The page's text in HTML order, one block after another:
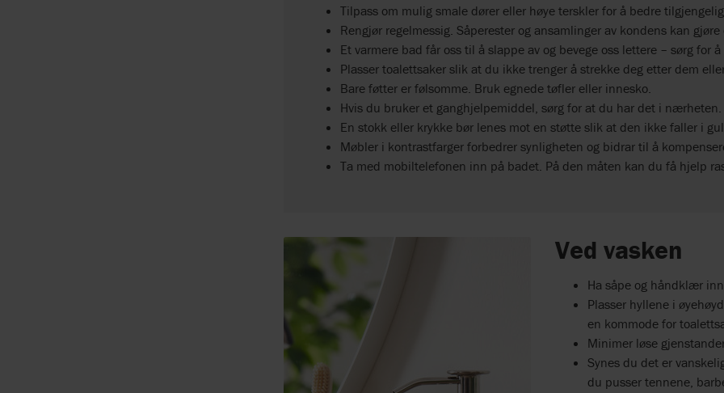
Tilpass om mulig smale dører eller høye terskler for å bedre
Rengjør regelmessig. Såperester og ansamlinger av kondens kan
Et varmere bad får oss til å slappe av og bevege oss lettere – sørg for
Plasser toalettsaker slik at du ikke trenger å strekke deg etter dem
Bare føtter er følsomme. Bruk egnede tøfler eller innesko.
Hvis du bruker et ganghjelpemiddel, sørg for at du har det i nærheten.
En stokk eller krykke bør lenes mot en støtte slik at den ikke faller i
Møbler i kontrastfarger forbedrer synligheten og bidrar til å
Ta med mobiltelefonen inn på badet. På den måten kan du få hjelp
Ved vasken
Ha såpe og håndklær
Plasser hyllene i
en kommode for
Minimer løse
Synes du det er
du pusser tennene,